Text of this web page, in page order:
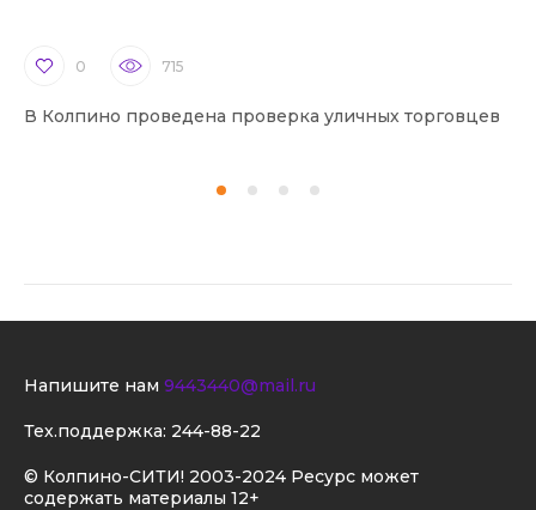
0 715
В Колпино проведена проверка уличных торговцев
© Колпино-СИТИ! 2003-2024 Ресурс может
содержать материалы 12+
Напишите нам 9443440@mail.ru
Тех.поддержка: 244-88-22